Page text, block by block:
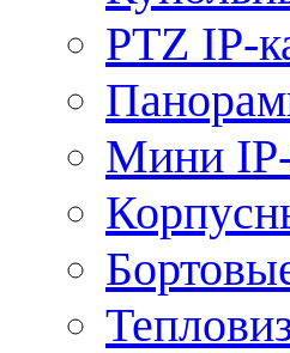
PTZ IP-
Мини